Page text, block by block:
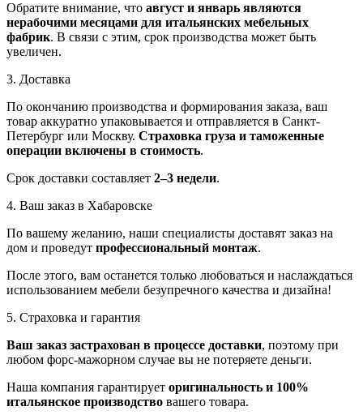
Обратите внимание, что август и январь являются
нерабочими месяцами для итальянских мебельных
фабрик. В связи с этим, срок производства может быть
увеличен.
3. Доставка
По окончанию производства и формирования заказа, ваш
товар аккуратно упаковывается и отправляется в Санкт-
Петербург или Москву. Страховка груза и таможенные
операции включены в стоимость.
Срок доставки составляет 2–3 недели.
4. Ваш заказ в Хабаровске
По вашему желанию, наши специалисты доставят заказ на
дом и проведут профессиональный монтаж.
После этого, вам останется только любоваться и наслаждаться
использованием мебели безупречного качества и дизайна!
5. Страховка и гарантия
Ваш заказ застрахован в процессе доставки, поэтому при
любом форс-мажорном случае вы не потеряете деньги.
Наша компания гарантирует оригинальность и 100%
итальянское производство вашего товара.